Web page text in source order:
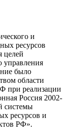
и
ресурсов
целей
управления
было
области
при реализации
Россия 2002-
системы
ресурсов и
РФ».